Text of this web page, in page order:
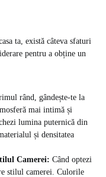
ta, există câteva sfaturi
pentru a obține un
rând, gândește-te la
mai intimă și
lumina puternică din
și densitatea
Camerei: Când optezi
stilul camerei. Culorile